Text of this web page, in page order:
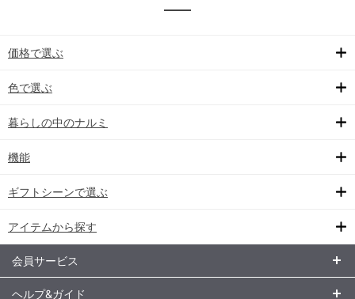
価格で選ぶ
色で選ぶ
暮らしの中のナルミ
機能
ギフトシーンで選ぶ
アイテムから探す
会員サービス
ヘルプ&ガイド